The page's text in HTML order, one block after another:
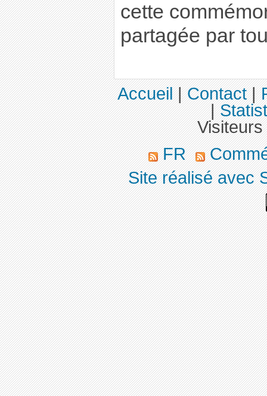
cette
partagée par
Accueil|Contact|
|
FR
Site réalisé avec